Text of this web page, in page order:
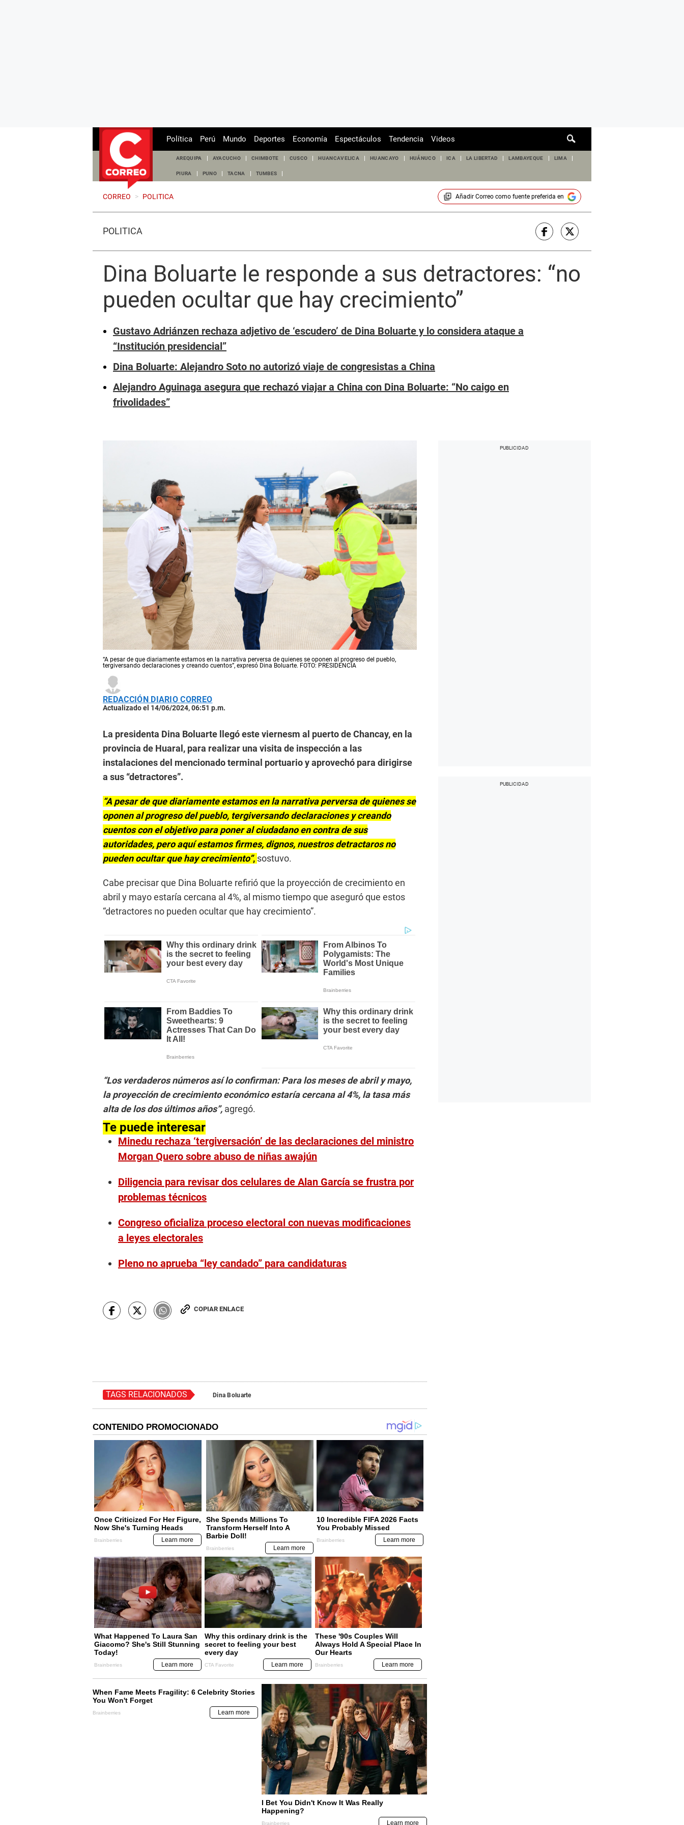
de
Política Perú Mundo Deportes Economía Espectáculos Tendencia Videos
AREQUIPA AYACUCHO CHIMBOTE CUSCO HUANCAVELICA HUANCAYO HUÁNUCO ICA LA LIBERTAD LAMBAYEQUE LIMA
PIURA PUNO TACNA TUMBES
CORREO > POLITICA Añadir Correocomo fuente preferida en
POLÍTICA
Dina Boluarte le responde a sus detractores: “no
pueden ocultar que hay crecimiento”
Gustavo Adriánzen rechaza adjetivo de ‘escudero’ de Dina Boluarte y lo considera ataque a
“Institución presidencial”
Dina Boluarte: Alejandro Soto no autorizó viaje de congresistas a China
Alejandro Aguinaga asegura que rechazó viajar a China con Dina Boluarte: “No caigo en
frivolidades”
“A pesar de que diariamente estamos en la narrativa perversa de quienes se oponen al progreso del pueblo,
tergiversando declaraciones y creando cuentos”, expresó Dina Boluarte. FOTO: PRESIDENCIA
REDACCIÓN DIARIO CORREO
Actualizado el 14/06/2024, 06:51 p.m.
La presidenta Dina Boluarte llegó este viernesm al puerto de Chancay, en la
provincia de Huaral, para realizar una visita de inspección a las
instalaciones del mencionado terminal portuario y aprovechó para dirigirse
a sus “detractores”.
“A pesar de que diariamente estamos en la narrativa perversa de quienes se
oponen al progreso del pueblo, tergiversando declaraciones y creando
cuentos con el objetivo para poner al ciudadano en contra de sus
autoridades, pero aquí estamos firmes, dignos, nuestros detractaros no
pueden ocultar que hay crecimiento”, sostuvo.
Cabe precisar que Dina Boluarte refirió que la proyección de crecimiento en
abril y mayo estaría cercana al 4%, al mismo tiempo que aseguró que estos
“detractores no pueden ocultar que hay crecimiento”.
“Los verdaderos números así lo confirman: Para los meses de abril y mayo,
la proyección de crecimiento económicoestaría cercana al 4%, la tasa más
alta de los dos últimos años”, agregó.
Te puede interesar
Minedu rechaza ‘tergiversación’ de las declaraciones del ministro
Morgan Quero sobre abuso de niñas awajún
Diligencia para revisar dos celulares de Alan García se frustra por
problemas técnicos
Congreso oficializa proceso electoral con nuevas modificaciones
a leyes electorales
Pleno no aprueba “ley candado” para candidaturas
COPIAR ENLACE
TAGS RELACIONADOS Dina Boluarte